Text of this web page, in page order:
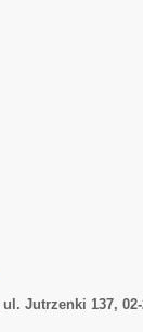
ul. Jutrzenki 137,